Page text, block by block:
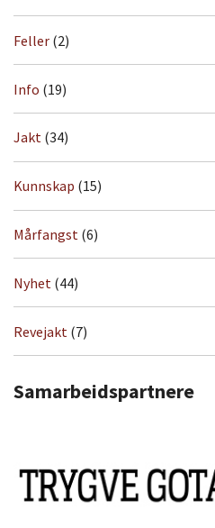
Feller (2)
Info (19)
Jakt (34)
Kunnskap (15)
Mårfangst (6)
Nyhet (44)
Revejakt (7)
Samarbeidspartnere